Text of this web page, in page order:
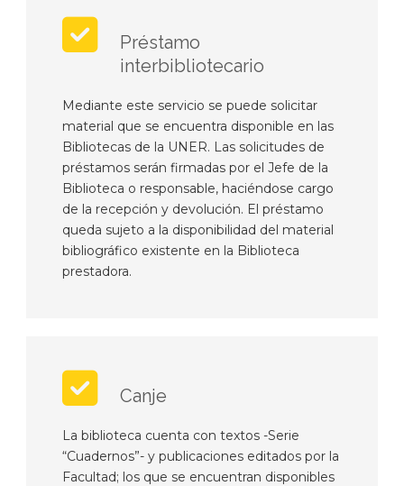
Préstamo
interbibliotecario
Mediante este servicio se puede solicitar
material que se encuentra disponible en las
Bibliotecas de la UNER. Las solicitudes de
préstamos serán firmadas por el Jefe de la
Biblioteca o responsable, haciéndose cargo
de la recepción y devolución. El préstamo
queda sujeto a la disponibilidad del material
bibliográfico existente en la Biblioteca
prestadora.
Canje
La biblioteca cuenta con textos -Serie
“Cuadernos”- y publicaciones editados por la
Facultad; los que se encuentran disponibles